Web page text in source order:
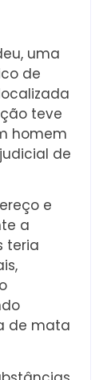
uma
de
teve
homem
de
e
a
teria
de mata